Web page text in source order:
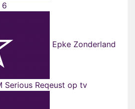
6
Epke Zonderland
Serious Reqeust op tv